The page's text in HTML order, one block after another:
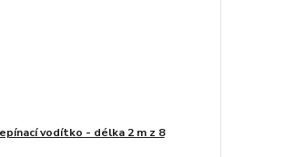
vodítko - délka 2 m z 8